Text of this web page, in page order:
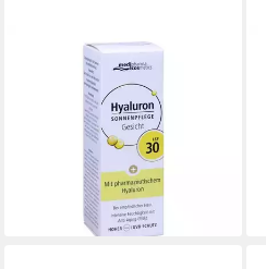
DR. THEISS NATURWAREN GMBH
Sonnenschutzcreme
HYALURON SONNENPFLEGE
Gesicht Creme LSF 30, 50 ml
(473,80 €/ 1 l)
lieferbar - in 3-4 Werktagen bei dir